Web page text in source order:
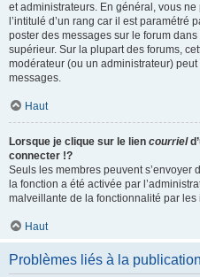
et administrateurs. En général, vous
l’intitulé d’un rang car il est paramétré
poster des messages sur le forum
supérieur. Sur la plupart des forums,
modérateur (ou un administrateur)
messages.
Haut
Lorsque je clique sur le lien courriel
connecter !?
Seuls les membres peuvent s’envoyer
la fonction a été activée par
malveillante de la fonctionnalité par les
Haut
Problèmes liés à la